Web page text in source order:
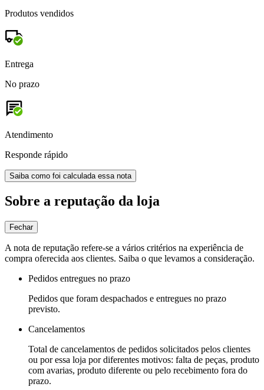
Produtos vendidos
Entrega
No prazo
Atendimento
Responde rápido
Saiba como foi calculada essa nota
Sobre a reputação da loja
Fechar
A nota de reputação refere-se a vários critérios na experiência de
compra oferecida aos clientes. Saiba o que levamos a consideração.
Pedidos entregues no prazo
Pedidos que foram despachados e entregues no prazo
previsto.
Cancelamentos
Total de cancelamentos de pedidos solicitados pelos clientes
ou por essa loja por diferentes motivos: falta de peças, produto
com avarias, produto diferente ou pelo recebimento fora do
prazo.